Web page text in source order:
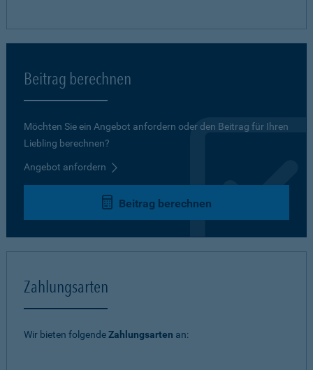
Beitrag berechnen
Möchten Sie ein Angebot anfordern oder den Beitrag für Ihren
Liebling berechnen?
Angebot anfordern
Beitrag berechnen
Zahlungsarten
Wir bieten folgendeZahlungsarten an: